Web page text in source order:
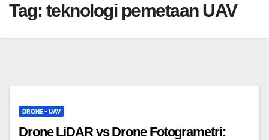
Tag: teknologi pemetaan UAV
DRONE - UAV
Drone LiDAR vs Drone Fotogrametri: